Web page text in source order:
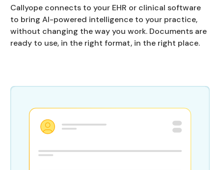
Callyope connects to your EHR or clinical software
to bring AI-powered intelligence to your practice,
without changing the way you work. Documents are
ready to use, in the right format, in the right place.